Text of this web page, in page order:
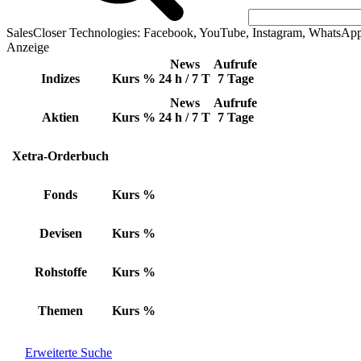
SalesCloser Technologies: Facebook, YouTube, Instagram,
Anzeige
Indizes Kurs %
News
24 h / 7 T
Aufrufe
7 Tage
Aktien Kurs %
News
24 h / 7 T
Aufrufe
7 Tage
Xetra-Orderbuch
Fonds Kurs %
Devisen Kurs %
Rohstoffe Kurs %
Themen Kurs %
Erweiterte Suche